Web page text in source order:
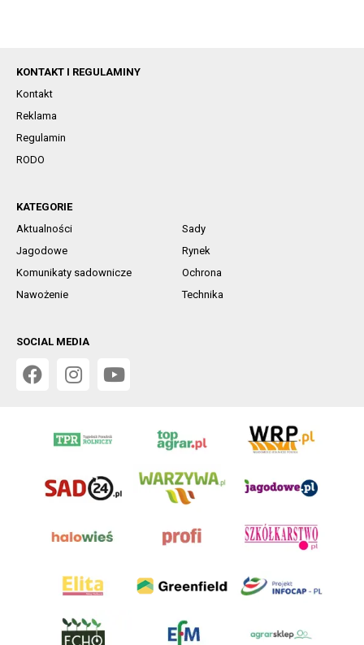
KONTAKT I REGULAMINY
Kontakt
Reklama
Regulamin
RODO
KATEGORIE
Aktualności
Sady
Jagodowe
Rynek
Komunikaty sadownicze
Ochrona
Nawożenie
Technika
SOCIAL MEDIA